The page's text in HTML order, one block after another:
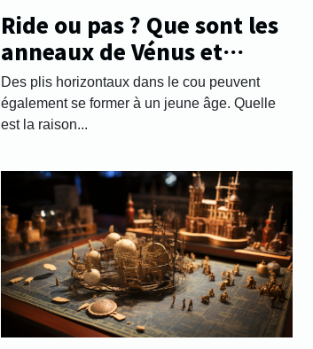
Ride ou pas ? Que sont les
anneaux de Vénus et
comment les gérer.
Des plis horizontaux dans le cou peuvent
également se former à un jeune âge. Quelle
est la raison...